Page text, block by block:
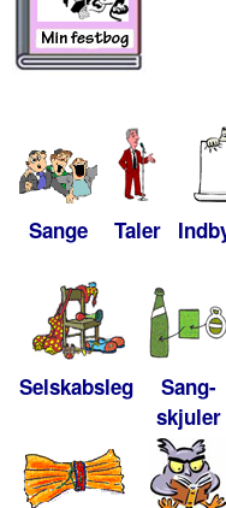
Sange Taler
Selskabsleg
Sang-
skjuler